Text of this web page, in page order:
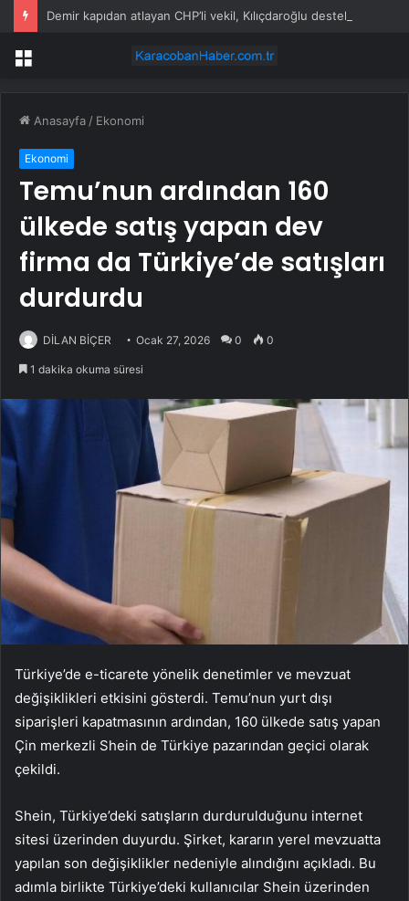
Menü
Anasayfa / Ekonomi
Ekonomi
Temu’nun ardından 160
ülkede satış yapan dev
firma da Türkiye’de satışları
durdurdu
DİLAN BİÇER Ocak 27, 2026 0 0
1 dakika okuma süresi
Türkiye’de e-ticarete yönelik denetimler ve mevzuat
değişiklikleri etkisini gösterdi. Temu’nun yurt dışı
siparişleri kapatmasının ardından, 160 ülkede satış yapan
Çin merkezli Shein de Türkiye pazarından geçici olarak
çekildi.
Shein, Türkiye’deki satışların durdurulduğunu internet
sitesi üzerinden duyurdu. Şirket, kararın yerel mevzuatta
yapılan son değişiklikler nedeniyle alındığını açıkladı. Bu
adımla birlikte Türkiye’deki kullanıcılar Shein üzerinden